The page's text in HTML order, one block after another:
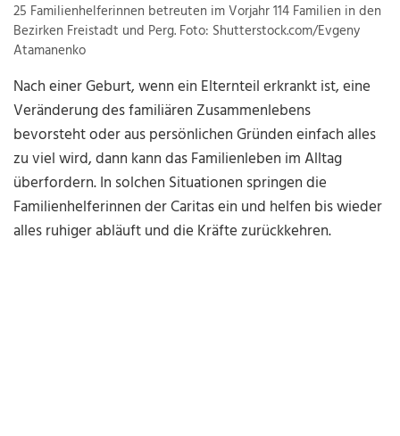
25 Familienhelferinnen betreuten im Vorjahr 114 Familien in den
Bezirken Freistadt und Perg. Foto: Shutterstock.com/Evgeny
Atamanenko
Nach einer Geburt, wenn ein Elternteil erkrankt ist, eine
Veränderung des familiären Zusammenlebens
bevorsteht oder aus persönlichen Gründen einfach alles
zu viel wird, dann kann das Familienleben im Alltag
überfordern. In solchen Situationen springen die
Familienhelferinnen der Caritas ein und helfen bis wieder
alles ruhiger abläuft und die Kräfte zurückkehren.